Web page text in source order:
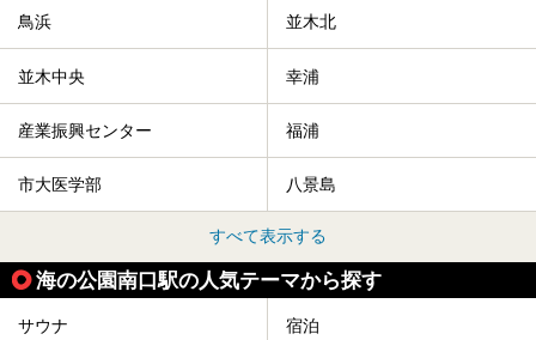
鳥浜 並木北
並木中央 幸浦
産業振興センター 福浦
市大医学部 八景島
すべて表示する
海の公園南口駅の人気テーマから探す
サウナ 宿泊